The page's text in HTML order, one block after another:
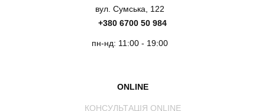
вул. Сумська, 122
+380 6700 50 984
пн-нд: 11:00 - 19:00
ONLINE
КОНСУЛЬТАЦІЯ ONLINE